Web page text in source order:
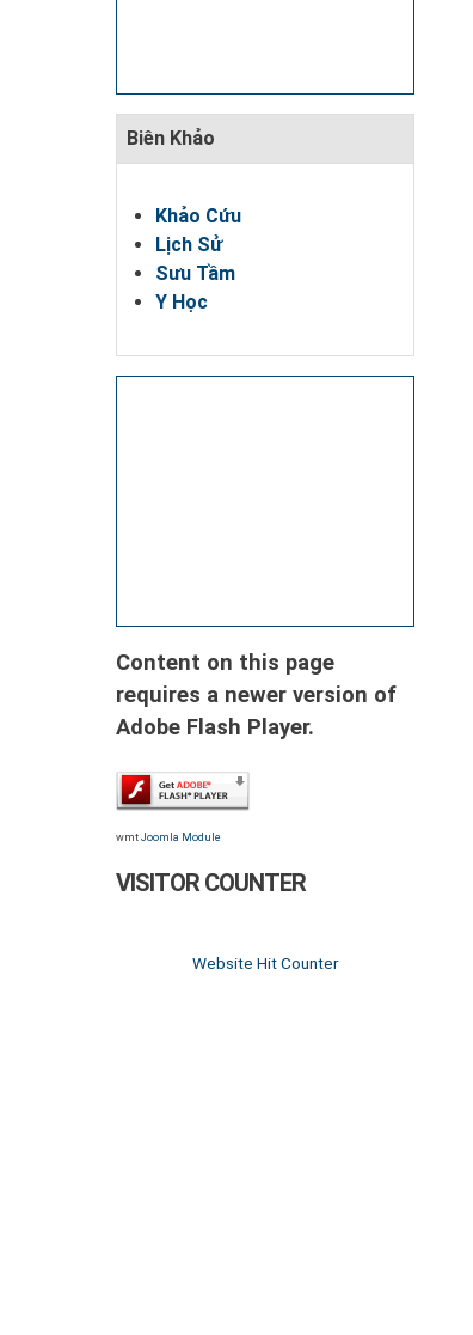
Biên Khảo
Khảo Cứu
Lịch Sử
Sưu Tầm
Y Học
Content on this page
requires a newer version of
Adobe Flash Player.
wmt Joomla Module
VISITOR COUNTER
Website Hit Counter